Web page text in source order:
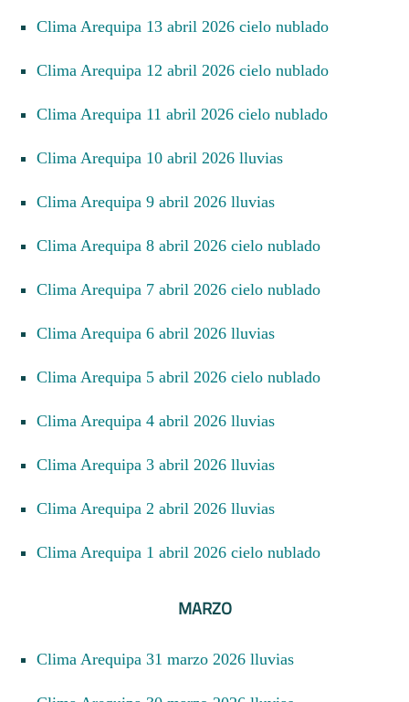
Clima Arequipa 13 abril 2026 cielo nublado
Clima Arequipa 12 abril 2026 cielo nublado
Clima Arequipa 11 abril 2026 cielo nublado
Clima Arequipa 10 abril 2026 lluvias
Clima Arequipa 9 abril 2026 lluvias
Clima Arequipa 8 abril 2026 cielo nublado
Clima Arequipa 7 abril 2026 cielo nublado
Clima Arequipa 6 abril 2026 lluvias
Clima Arequipa 5 abril 2026 cielo nublado
Clima Arequipa 4 abril 2026 lluvias
Clima Arequipa 3 abril 2026 lluvias
Clima Arequipa 2 abril 2026 lluvias
Clima Arequipa 1 abril 2026 cielo nublado
MARZO
Clima Arequipa 31 marzo 2026 lluvias